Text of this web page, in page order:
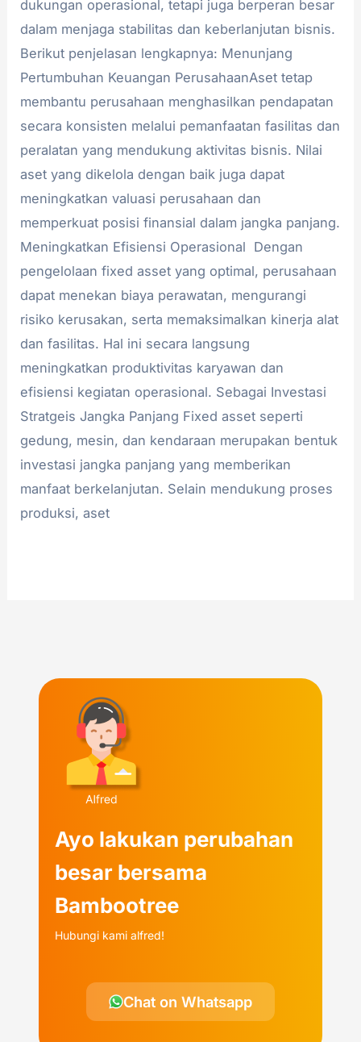
dukungan operasional, tetapi juga berperan besar
dalam menjaga stabilitas dan keberlanjutan bisnis.
Berikut penjelasan lengkapnya: Menunjang
Pertumbuhan Keuangan PerusahaanAset tetap
membantu perusahaan menghasilkan pendapatan
secara konsisten melalui pemanfaatan fasilitas dan
peralatan yang mendukung aktivitas bisnis. Nilai
aset yang dikelola dengan baik juga dapat
meningkatkan valuasi perusahaan dan
memperkuat posisi finansial dalam jangka panjang.
Meningkatkan Efisiensi Operasional Dengan
pengelolaan fixed asset yang optimal, perusahaan
dapat menekan biaya perawatan, mengurangi
risiko kerusakan, serta memaksimalkan kinerja alat
dan fasilitas. Hal ini secara langsung
meningkatkan produktivitas karyawan dan
efisiensi kegiatan operasional. Sebagai Investasi
Stratgeis Jangka Panjang Fixed asset seperti
gedung, mesin, dan kendaraan merupakan bentuk
investasi jangka panjang yang memberikan
manfaat berkelanjutan. Selain mendukung proses
produksi, aset
Ayo lakukan perubahan
besar bersama
Bambootree
Hubungi kami alfred!
Chat on Whatsapp